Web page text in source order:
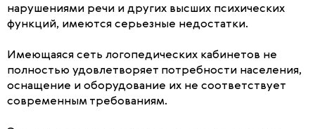
нарушениями речи и других высших психических
функций, имеются серьезные недостатки.
Имеющаяся сеть логопедических кабинетов не
полностью удовлетворяет потребности населения,
оснащение и оборудование их не соответствует
современным требованиям.